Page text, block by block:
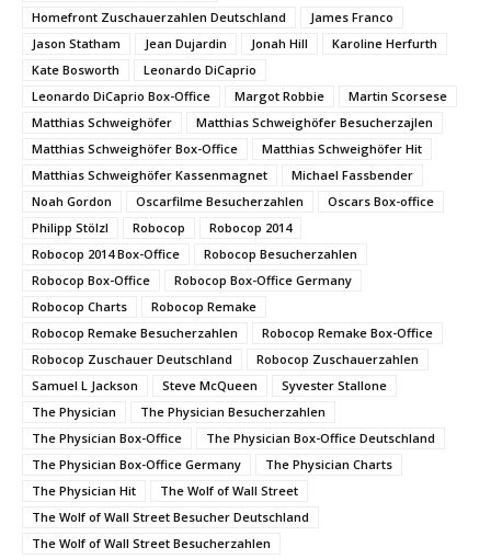
Homefront Zuschauerzahlen Deutschland
James Franco
Jason Statham
Jean Dujardin Jonah Hill
Karoline Herfurth
Kate Bosworth
Leonardo DiCaprio
Leonardo DiCaprio Box-Office
Margot Robbie
Martin Scorsese
Matthias Schweighöfer
Matthias Schweighöfer Besucherzajlen
Matthias Schweighöfer Box-Office
Matthias Schweighöfer Hit
Matthias Schweighöfer Kassenmagnet
Michael Fassbender
Noah Gordon
Oscarfilme Besucherzahlen
Oscars Box-office
Philipp Stölzl
Robocop
Robocop 2014
Robocop 2014 Box-Office
Robocop Besucherzahlen
Robocop Box-Office
Robocop Box-Office Germany
Robocop Charts
Robocop Remake
Robocop Remake Besucherzahlen
Robocop Remake Box-Office
Robocop Zuschauer Deutschland
Robocop Zuschauerzahlen
Samuel L Jackson
Steve McQueen
Syvester Stallone
The Physician
The Physician Besucherzahlen
The Physician Box-Office
The Physician Box-Office Deutschland
The Physician Box-Office Germany
The Physician Charts
The Physician Hit
The Wolf of Wall Street
The Wolf of Wall Street Besucher Deutschland
The Wolf of Wall Street Besucherzahlen